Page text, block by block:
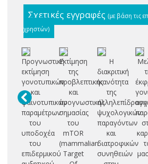
Σχετικές εγγραφές (με βάση τις
χρηστών)
Προγνωστική
εκτίμηση
γονοτυπικών
και
φαινοτυπικών
παραμέτρων
του
υποδοχέα
του
επιδερμικού
Εκτίμηση
της
προβλεπτικής
και
προγνωστικής
σημασίας
του
mTOR
(mammalian
Target
Η
διακριτική
ικανότητα
της
ψυχολογικών
παραγόντων
και
διατροφικών
συνηθειών